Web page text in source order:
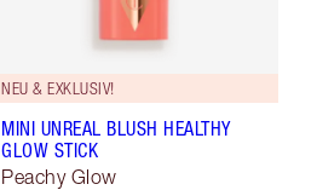
NEU & EXKLUSIV!
MINI UNREAL BLUSH HEALTHY
GLOW STICK
Peachy Glow